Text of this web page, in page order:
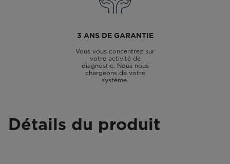
3 ANS DE GARANTIE
Vous vous concentrez sur
votre activité de
diagnostic. Nous nous
chargeons de votre
système.
Détails du produit